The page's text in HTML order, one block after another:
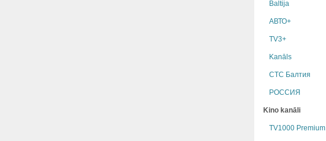
Baltija
АВТО+
TV3+
Kanāls
СТС Балтия
РОССИЯ
Kino kanāli
TV1000 Premium